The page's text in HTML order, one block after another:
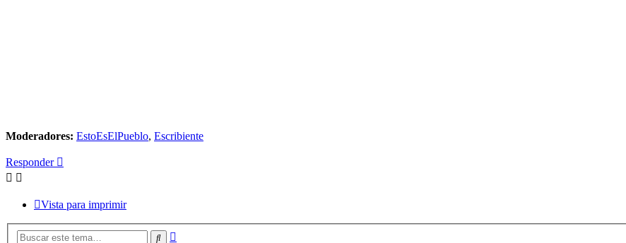
Moderadores: EstoEsElPueblo, Escribiente
Responder
Vista para imprimir
Buscar